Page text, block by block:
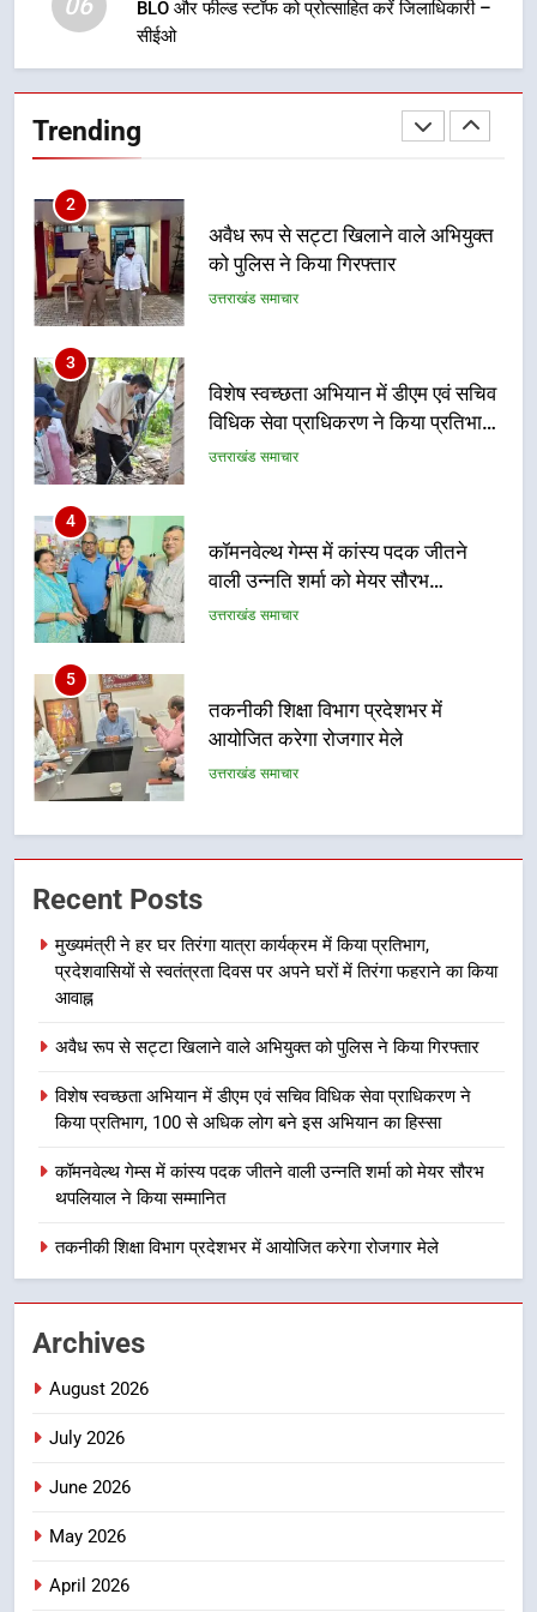
06
BLO और फील्ड स्टॉफ को प्रोत्साहित करें जिलाधिकारी –
सीईओ
Trending
फहराने का किया आवाह्न
3
विशेष स्वच्छता अभियान में डीएम एवं सचिव
विधिक सेवा प्राधिकरण ने किया प्रतिभाग,
100 से अधिक लोग बने इस अभियान का
उत्तराखंड समाचार
4
कॉमनवेल्थ गेम्स में कांस्य पदक जीतने
वाली उन्नति शर्मा को मेयर सौरभ
थपलियाल ने किया सम्मानित
उत्तराखंड समाचार
5
तकनीकी शिक्षा विभाग प्रदेशभर में
आयोजित करेगा रोजगार मेले
उत्तराखंड समाचार
6
BLO और फील्ड स्टॉफ को प्रोत्साहित करें
जिलाधिकारी – सीईओ
उत्तराखंड समाचार
7
उत्तराखंड समाचार
8
के लिए खुद मैदान में उतरे एसएसपी दून
उत्तराखंड समाचार
मुख्यमंत्री ने हर घर तिरंगा यात्रा
से स्वतंत्रता दिवस पर अपने घरों में तिरंगा
उत्तराखंड समाचार
Recent Posts
मुख्यमंत्री ने हर घर तिरंगा यात्रा कार्यक्रम में किया प्रतिभाग,
प्रदेशवासियों से स्वतंत्रता दिवस पर अपने घरों में तिरंगा फहराने का किया
आवाह्न
अवैध रूप से सट्टा खिलाने वाले अभियुक्त को पुलिस ने किया गिरफ्तार
विशेष स्वच्छता अभियान में डीएम एवं सचिव विधिक सेवा प्राधिकरण ने
किया प्रतिभाग, 100 से अधिक लोग बने इस अभियान का हिस्सा
कॉमनवेल्थ गेम्स में कांस्य पदक जीतने वाली उन्नति शर्मा को मेयर सौरभ
थपलियाल ने किया सम्मानित
तकनीकी शिक्षा विभाग प्रदेशभर में आयोजित करेगा रोजगार मेले
Archives
August 2026
July 2026
June 2026
May 2026
April 2026